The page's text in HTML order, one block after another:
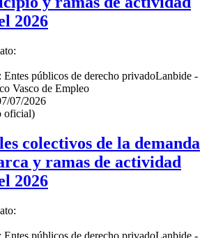
2026
Entes públicos de derecho privadoLanbide -
Vasco de Empleo
07/2026
oficial)
colectivos de la demanda
y ramas de actividad
2026
Entes públicos de derecho privadoLanbide -